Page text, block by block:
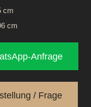
cm
cm
Anfrage
/ Frage